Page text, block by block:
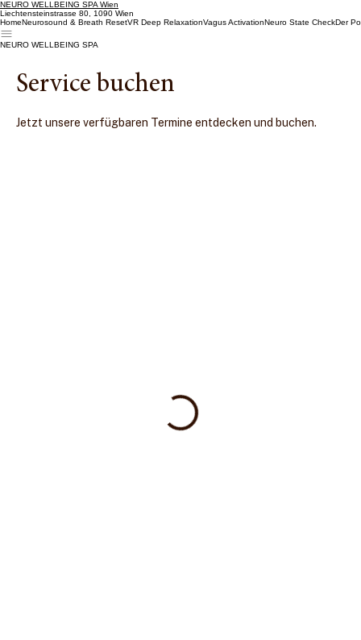
NEURO WELLBEING SPA Wien
Liechtensteinstrasse 80, 1090 Wien
HomeNeurosound & Breath ResetVR Deep RelaxationVagus ActivationNeuro State CheckDer
NEURO WELLBEING SPA
Service buchen
Jetzt unsere verfügbaren Termine entdecken und buchen.